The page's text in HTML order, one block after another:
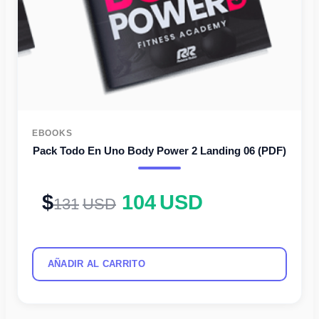
EBOOKS
Pack Todo En Uno Body Power 2 Landing 06 (PDF)
131 USD 104USD
AÑADIR AL CARRITO